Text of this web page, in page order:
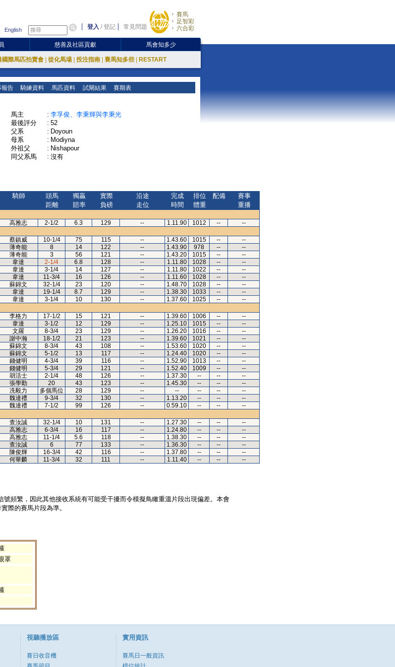
English 登入 /登記 常見問題
賽馬
足智彩
六合彩
慈善及社區貢獻 馬會知多少
國際馬匹拍賣會 從化馬場 投注指南 賽馬知多些 RESTART
報告 騎練資料 馬匹資料 試閘結果 賽期表
馬主 : 李孚俊、李秉輝與李秉光
最後評分
: 52
父系
: Doyoun
母系
: Modiyna
外祖父
: Nishapour
同父系馬
: 沒有
騎師
頭馬
距離
獨贏
賠率
實際
負磅
沿途
走位
完成
時間
排位
體重
配備
賽事
重播
高雅志 2-1/2 6.3 129 -- 1.11.90 1012 --
--
蔡鎮威 10-1/4 75 115 -- 1.43.60 1015 --
--
薄奇能 8 14 122 -- 1.43.90 978 --
--
薄奇能 3 56 121 -- 1.43.20 1015 --
--
韋達 2-1/4 6.8 128 -- 1.11.80 1028 --
--
韋達 3-1/4 14 127 -- 1.11.80 1022 --
--
韋達 11-3/4 16 126 -- 1.11.60 1028 --
--
蘇錦文 32-1/4 23 120 -- 1.48.70 1028 --
--
韋達 19-1/4 8.7 129 -- 1.38.30 1033 --
--
韋達 3-1/4 10 130 -- 1.37.60 1025 --
--
李格力 17-1/2 15 121 -- 1.39.60 1006 --
--
韋達 3-1/2 12 129 -- 1.25.10 1015 --
--
文羅 8-3/4 23 129 -- 1.26.20 1016 --
--
謝中瀚 18-1/2 21 123 -- 1.39.60 1021 --
--
蘇錦文 8-3/4 43 108 -- 1.53.60 1020 --
--
蘇錦文 5-1/2 13 117 -- 1.24.40 1020 --
--
錢健明 4-3/4 39 116 -- 1.52.90 1013 --
--
錢健明 5-3/4 29 121 -- 1.52.40 1009 --
--
胡活士 2-1/4 48 126 -- 1.37.30 -- --
--
張學勤 20 43 123 -- 1.45.30 -- --
--
冼毅力 多個馬位 28 129 -- -- -- --
--
魏達禮 9-3/4 32 130 -- 1.13.20 -- --
--
魏達禮 7-1/2 99 126 -- 0.59.10 -- --
--
查汝誠 32-1/4 10 131 -- 1.27.30 -- --
--
高雅志 6-3/4 16 117 -- 1.24.80 -- --
--
高雅志 11-1/4 5.6 118 -- 1.38.30 -- --
--
查汝誠 6 77 133 -- 1.36.30 -- --
--
陳俊輝 16-3/4 42 116 -- 1.37.80 -- --
--
何華麟 11-3/4 32 111 -- 1.11.40 -- -- --
頻繁，因此其他接收系統有可能受干擾而令模擬鳥瞰重溫片段出現偏差。本會
際的賽馬片段為準。
罩
視聽播放區
賽日收音機
實用資訊
賽馬日一般資訊